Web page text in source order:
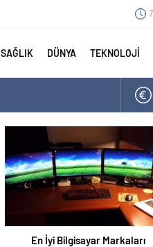
SAĞLIK DÜNYA TEKNOLOJİ
En İyi Bilgisayar Markaları